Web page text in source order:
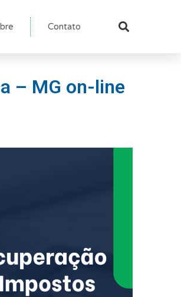
Contato
– MG on-line